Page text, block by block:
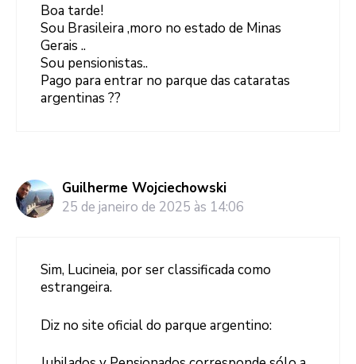
Boa tarde!
Sou Brasileira ,moro no estado de Minas
Gerais ..
Sou pensionistas..
Pago para entrar no parque das cataratas
argentinas ??
Guilherme Wojciechowski
25 de janeiro de 2025 às 14:06
Sim, Lucineia, por ser classificada como
estrangeira.
Diz no site oficial do parque argentino: